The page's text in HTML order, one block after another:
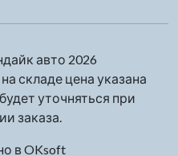
авто 2026
складе цена указана
уточняться при
заказа.
в OKsoft